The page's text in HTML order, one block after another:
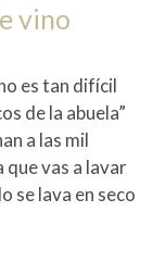
vino
es tan difícil
de la abuela”
a las mil
vas a lavar
se lava en seco